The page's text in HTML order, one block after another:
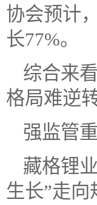
协会预计
长77%。
综合来
格局难逆
强监管
藏格锂
生长”走